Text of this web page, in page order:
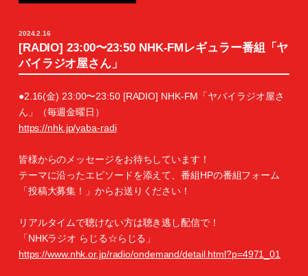
2024.2.16
[RADIO] 23:00〜23:50 NHK-FMレギュラー番組「ヤ
バイラジオ屋さん」
●2.16(金) 23:00〜23:50 [RADIO] NHK-FM「ヤバイラジオ屋さ
ん」（毎週金曜日）
https://nhk.jp/yaba-radi
皆様からのメッセージをお待ちしています！
テーマに沿ったエピソードを添えて、番組HPの番組フォーム
「投稿大募集！」からお送りください！
リアルタイムで聴けない方は聴き逃し配信で！
「NHKラジオ らじる☆らじる」
https://www.nhk.or.jp/radio/ondemand/detail.html?p=4971_01